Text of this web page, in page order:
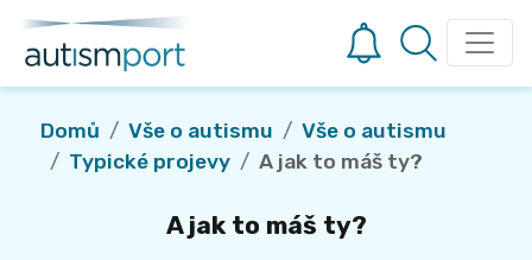
Domů Vše o autismu
Vše o autismu
Typické projevy
A jak to máš ty?
A jak to máš ty?